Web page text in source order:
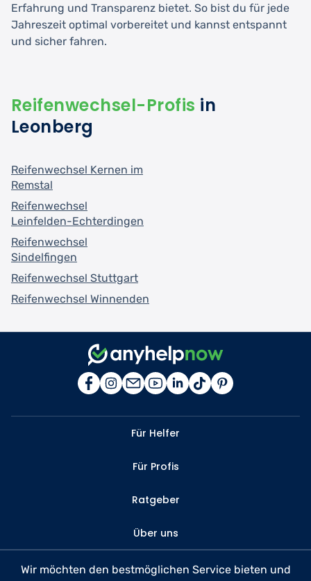
Erfahrung und Transparenz bietet. So bist du für jede
Jahreszeit optimal vorbereitet und kannst entspannt
und sicher fahren.
Reifenwechsel-Profis in
Leonberg
Reifenwechsel Kernen im
Remstal
Reifenwechsel
Leinfelden-Echterdingen
Reifenwechsel
Sindelfingen
Reifenwechsel Stuttgart
Reifenwechsel Winnenden
Für Helfer
Für Profis
Ratgeber
Über uns
Kontakt
Wir möchten den bestmöglichen Service bieten und